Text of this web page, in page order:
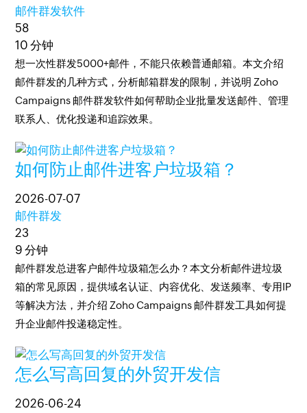
邮件群发软件
58
10 分钟
想一次性群发5000+邮件，不能只依赖普通邮箱。本文介绍
邮件群发的几种方式，分析邮箱群发的限制，并说明 Zoho
Campaigns 邮件群发软件如何帮助企业批量发送邮件、管理
联系人、优化投递和追踪效果。
如何防止邮件进客户垃圾箱？
2026-07-07
邮件群发
23
9 分钟
邮件群发总进客户邮件垃圾箱怎么办？本文分析邮件进垃圾
箱的常见原因，提供域名认证、内容优化、发送频率、专用IP
等解决方法，并介绍 Zoho Campaigns 邮件群发工具如何提
升企业邮件投递稳定性。
怎么写高回复的外贸开发信
2026-06-24